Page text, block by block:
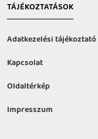
TÁJÉKOZTATÁSOK
Adatkezelési tájékoztató
Kapcsolat
Oldaltérkép
Impresszum